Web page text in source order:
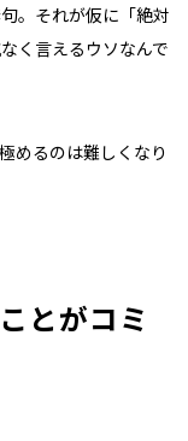
。それが仮に「絶対
く言えるウソなんで
めるのは難しくなり
とがコミ